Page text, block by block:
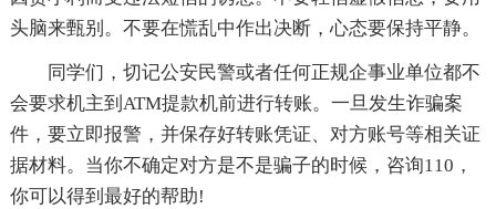
头脑来甄别。不要在慌乱中作出决断，心态要保持平静。
同学们，切记公安民警或者任何正规企事业单位都不
会要求机主到ATM提款机前进行转账。一旦发生诈骗案
件，要立即报警，并保存好转账凭证、对方账号等相关证
据材料。当你不确定对方是不是骗子的时候，咨询110，
你可以得到最好的帮助!